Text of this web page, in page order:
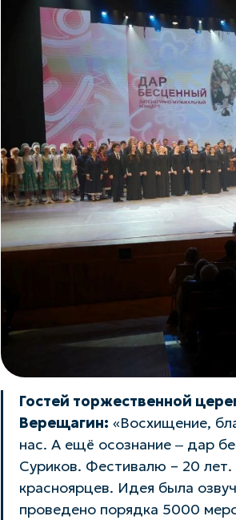
Гостей торжественной
Верещагин: «Восхищение,
нас. А ещё осознание ‒ дар
Суриков. Фестивалю – 20
красноярцев. Идея была
проведено порядка 5000